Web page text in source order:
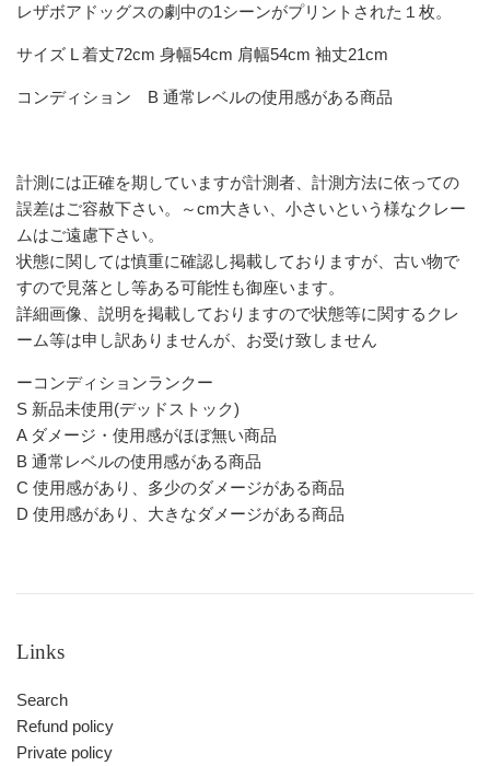
レザボアドッグスの劇中の1シーンがプリントされた１枚。
サイズ L 着丈72cm 身幅54cm 肩幅54cm 袖丈21cm
コンディション B 通常レベルの使用感がある商品
計測には正確を期していますが計測者、計測方法に依っての
誤差はご容赦下さい。～cm大きい、小さいという様なクレー
ムはご遠慮下さい。
状態に関しては慎重に確認し掲載しておりますが、古い物で
すので見落とし等ある可能性も御座います。
詳細画像、説明を掲載しておりますので状態等に関するクレ
ーム等は申し訳ありませんが、お受け致しません
ーコンディションランクー
S 新品未使用(デッドストック)
A ダメージ・使用感がほぼ無い商品
B 通常レベルの使用感がある商品
C 使用感があり、多少のダメージがある商品
D 使用感があり、大きなダメージがある商品
Links
Search
Refund policy
Private policy